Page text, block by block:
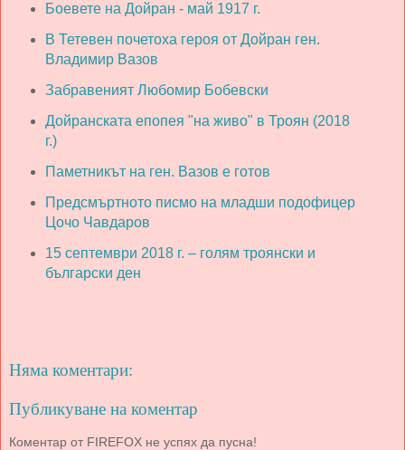
Боевете на Дойран - май 1917 г.
В Тетевен почетоха героя от Дойран ген.
Владимир Вазов
Забравеният Любомир Бобевски
Дойранската епопея "на живо" в Троян (2018
г.)
Паметникът на ген. Вазов е готов
Предсмъртното писмо на младши подофицер
Цочо Чавдаров
15 септември 2018 г. – голям троянски и
български ден
Няма коментари:
Публикуване на коментар
Коментар от FIREFOX не успях да пусна!